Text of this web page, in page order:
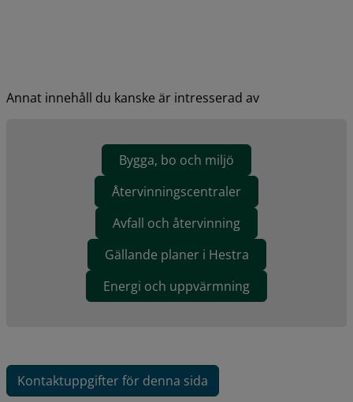
Annat innehåll du kanske är intresserad av
Bygga, bo och miljö
Återvinningscentraler
Avfall och återvinning
Gällande planer i Hestra
Energi och uppvärmning
Kontaktuppgifter för denna sida